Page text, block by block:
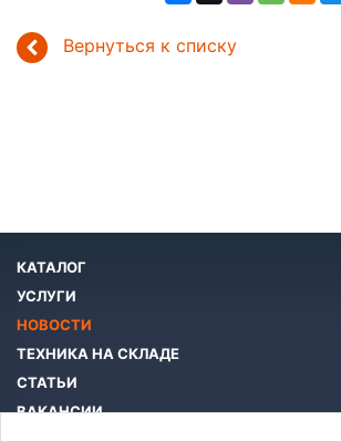
Вернуться к списку
КАТАЛОГ
УСЛУГИ
НОВОСТИ
ТЕХНИКА НА СКЛАДЕ
СТАТЬИ
ВАКАНСИИ